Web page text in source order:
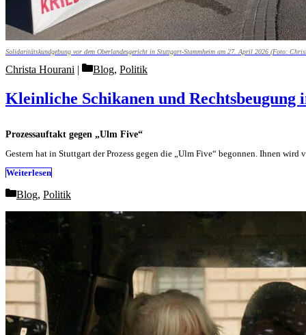
Solidaritätskundgebung vor dem Oberlandesgericht in Stuttgart-Stammheim am 27. April 2026 (Foto:
Prozessauftakt gegen „Ulm Five“
Kleinliche Schikanen und Rechtsbeugung
Christa Hourani Categories
Blog, Politik
Gestern hat in Stuttgart der Prozess gegen die „Ulm Five“ begonnen. Ihnen
Weiterlesen
Categories
Blog, Politik